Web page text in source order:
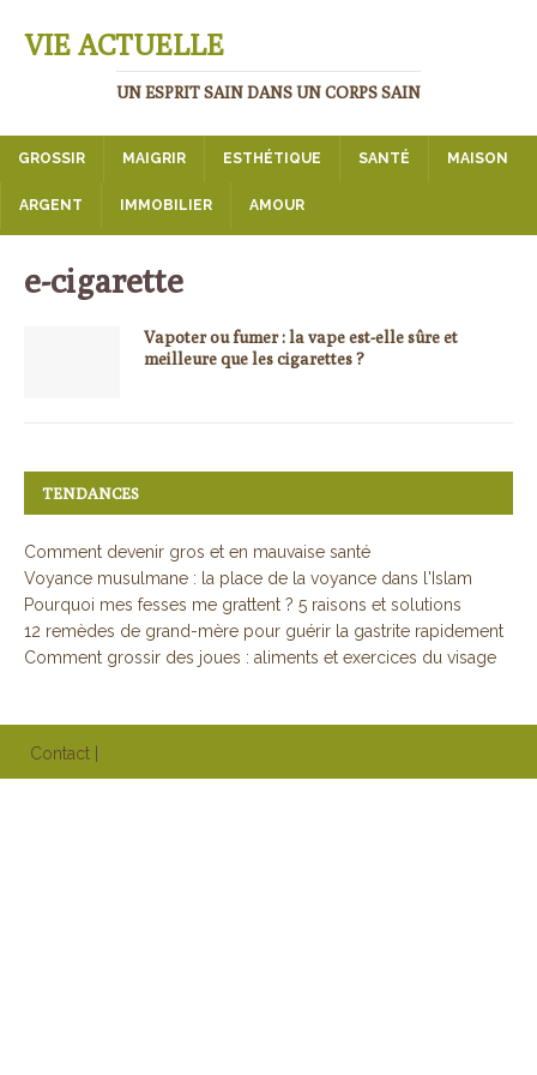
VIE ACTUELLE
UN ESPRIT SAIN DANS UN CORPS SAIN
GROSSIR MAIGRIR ESTHÉTIQUE SANTÉ MAISON
ARGENT IMMOBILIER AMOUR
e-cigarette
Vapoter ou fumer : la vape est-elle sûre et
meilleure que les cigarettes ?
TENDANCES
Comment devenir gros et en mauvaise santé
Voyance musulmane : la place de la voyance dans l'Islam
Pourquoi mes fesses me grattent ? 5 raisons et solutions
12 remèdes de grand-mère pour guérir la gastrite rapidement
Comment grossir des joues : aliments et exercices du visage
Contact